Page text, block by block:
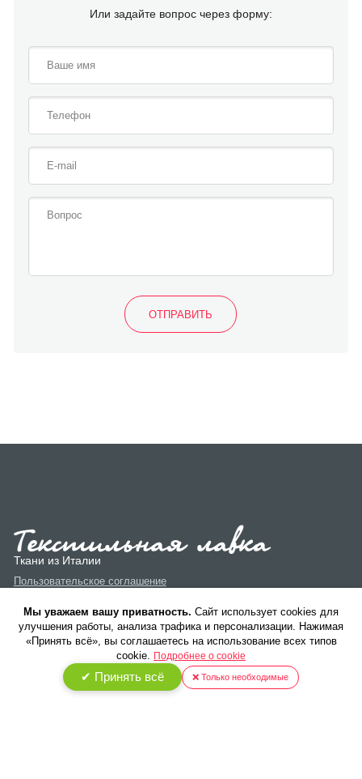
Или задайте вопрос через форму:
Ткани из Италии
Пользовательское соглашение
Политика конфиденциальности
Мы уважаем вашу приватность. Cайт использует cookies для
улучшения работы, анализа трафика и персонализации. Нажимая
«Принять всё», вы соглашаетесь на использование всех типов
cookie. Подробнее о cookie
✔ Принять всё ❌ Только необходимые